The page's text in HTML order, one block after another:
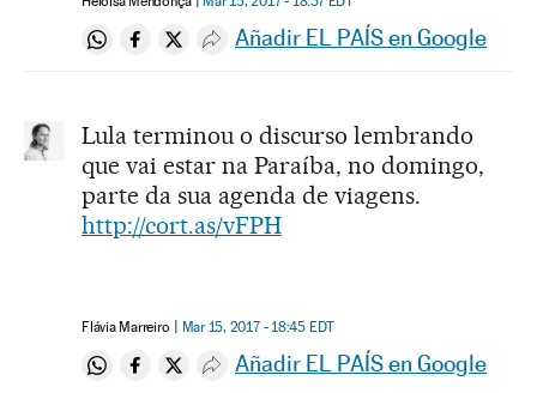
Compartir en Whatsapp
Compartir en Facebook
Compartir en Twitter
Desplegar Redes Sociales
Añadir EL PAÍS en Google
Lula terminou o discurso lembrando
que vai estar na Paraíba, no domingo,
parte da sua agenda de viagens.
http://cort.as/vFPH
Flávia Marreiro Mar 15, 2017 - 18:45 EDT
Compartir en Whatsapp
Compartir en Facebook
Compartir en Twitter
Desplegar Redes Sociales
Añadir EL PAÍS en Google